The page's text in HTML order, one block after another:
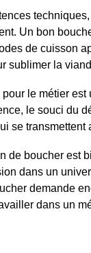
Un bon
de cuisson
sublimer la
le métier
le souci du
se
de boucher est
dans un
demande
dans un